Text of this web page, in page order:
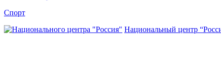
Спорт
Национальный центр